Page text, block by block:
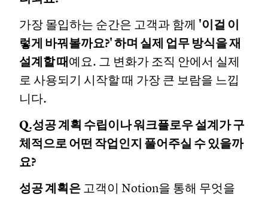
가장 몰입하는 순간은 고객과 함께 '이걸 이
렇게 바꿔볼까요?' 하며 실제 업무 방식을 재
설계할 때 예요. 그 변화가 조직 안에서 실제
로 사용되기 시작할 때 가장 큰 보람을 느낍
니다.
Q.성공 계획 수립이나 워크플로우 설계가 구
체적으로 어떤 작업인지 풀어주실 수 있을까
요?
성공 계획은 고객이 Notion을 통해 무엇을